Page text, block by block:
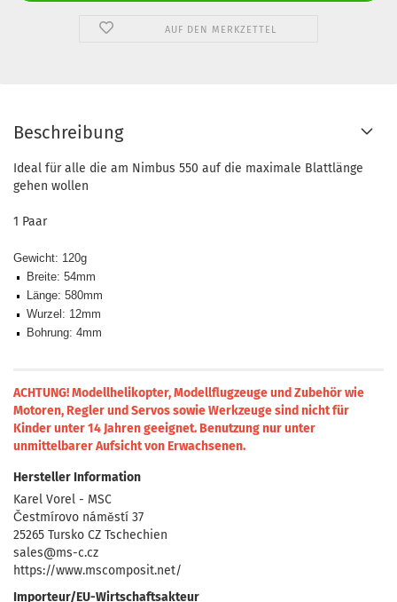
AUF DEN MERKZETTEL
Beschreibung
Ideal für alle die am Nimbus 550 auf die maximale Blattlänge
gehen wollen
1 Paar
Gewicht: 120g
Breite: 54mm
Länge: 580mm
Wurzel : 12mm
Bohrung: 4mm
ACHTUNG! Modellhelikopter, Modellflugzeuge und Zubehör wie
Motoren, Regler und Servos sowie Werkzeuge sind nicht für
Kinder unter 14 Jahren geeignet. Benutzung nur unter
unmittelbarer Aufsicht von Erwachsenen.
Hersteller Information
Karel Vorel - MSC
Čestmírovo náměstí 37
25265 Tursko CZ Tschechien
sales@ms-c.cz
https://www.mscomposit.net/
Importeur/EU-Wirtschaftsakteur